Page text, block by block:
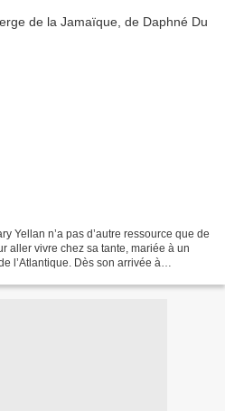
Yellan n’a pas d’autre ressource que de
aller vivre chez sa tante, mariée à un
l’Atlantique. Dès son arrivée à